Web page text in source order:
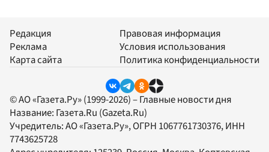
Редакция
Реклама
Карта сайта
Правовая информация
Условия использования
Политика конфиденциальности
© АО «Газета.Ру» (1999-2026) – Главные новости дня
Название: Газета.Ru (Gazeta.Ru)
Учредитель:АО «Газета.Ру», ОГРН 1067761730376, ИНН
7743625728